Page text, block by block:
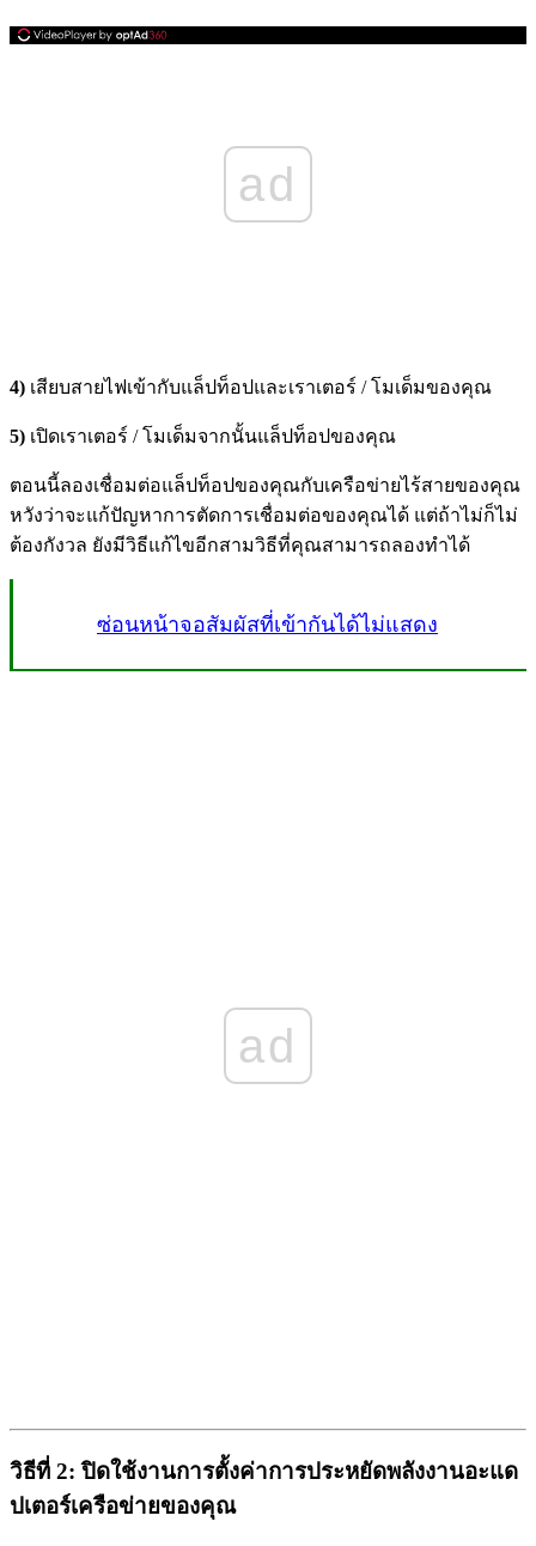
ad
4) เสียบสายไฟเข้ากับแล็ปท็อปและเราเตอร์ / โมเด็มของคุณ
5) เปิดเราเตอร์ / โมเด็มจากนั้นแล็ปท็อปของคุณ
ตอนนี้ลองเชื่อมต่อแล็ปท็อปของคุณกับเครือข่ายไร้สายของคุณ
หวังว่าจะแก้ปัญหาการตัดการเชื่อมต่อของคุณได้ แต่ถ้าไม่ก็ไม่
ต้องกังวล ยังมีวิธีแก้ไขอีกสามวิธีที่คุณสามารถลองทำได้
ซ่อนหน้าจอสัมผัสที่เข้ากันได้ไม่แสดง
ad
วิธีที่ 2: ปิดใช้งานการตั้งค่าการประหยัดพลังงานอะแด
ปเตอร์เครือข่ายของคุณ